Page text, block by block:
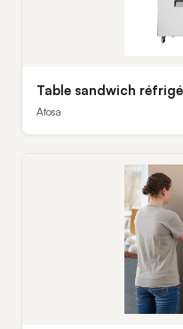
Table sandwich
Atosa